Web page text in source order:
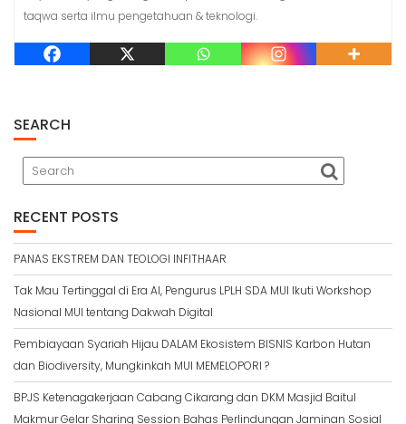
taqwa serta ilmu pengetahuan & teknologi.
SEARCH
RECENT POSTS
PANAS EKSTREM DAN TEOLOGI INFITHAAR
Tak Mau Tertinggal di Era AI, Pengurus LPLH SDA MUI Ikuti Workshop
Nasional MUI tentang Dakwah Digital
Pembiayaan Syariah Hijau DALAM Ekosistem BISNIS Karbon Hutan
dan Biodiversity, Mungkinkah MUI MEMELOPORI ?
BPJS Ketenagakerjaan Cabang Cikarang dan DKM Masjid Baitul
Makmur Gelar Sharing Session Bahas Perlindungan Jaminan Sosial